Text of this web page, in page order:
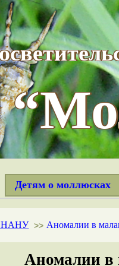
Детям о моллюсках
НАНУ >> Аномалии в
Аномалии в